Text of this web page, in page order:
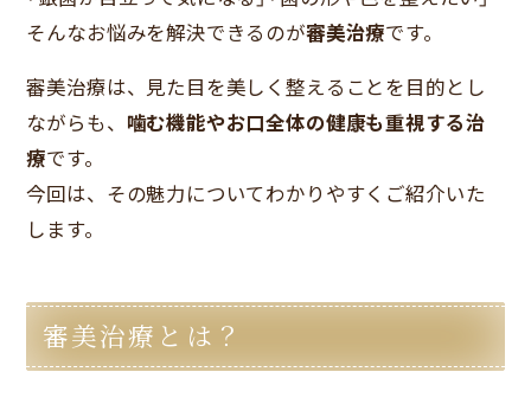
そんなお悩みを解決できるのが審美治療です。
審美治療は、見た目を美しく整えることを目的とし
ながらも、 噛む機能やお口全体の健康も重視する治
療です。
今回は、その魅力についてわかりやすくご紹介いた
します。
審美治療とは？